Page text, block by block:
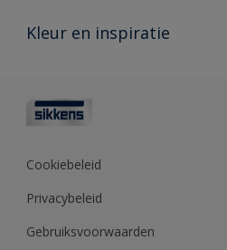
Vind je verkooppunt
Advies & service
Polyfilla Pro
Sikkens Center
Kleur en inspiratie
Kleurcollecties
Kennisbank
Cookiebeleid
Privacybeleid
Gebruiksvoorwaarden